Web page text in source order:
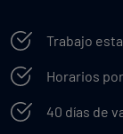
Trabajo
Horarios
40 días de